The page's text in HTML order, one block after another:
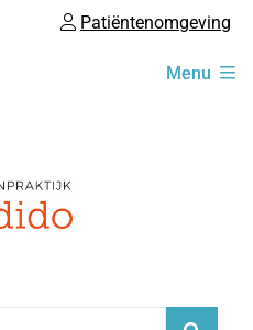
Patiëntenomgeving
Menu